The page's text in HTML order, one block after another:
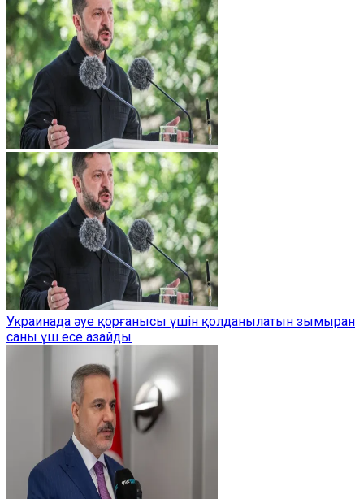
Украинада әуе қорғанысы үшін қолданылатын зымыран
саны үш есе азайды